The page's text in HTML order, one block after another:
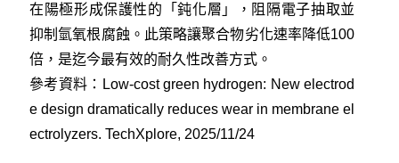
在陽極形成保護性的「鈍化層」，阻隔電子抽取並
抑制氫氧根腐蝕。此策略讓聚合物劣化速率降低100
倍，是迄今最有效的耐久性改善方式。
參考資料： Low-cost green hydrogen: New electrod
e design dramatically reduces wear in membrane el
ectrolyzers. TechXplore, 2025/11/24